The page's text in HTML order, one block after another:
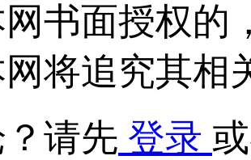
书面授权的
将追究其相
请先 登录